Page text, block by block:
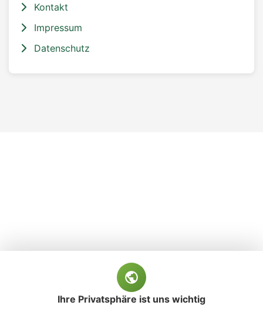
Kontakt
Impressum
Datenschutz
Ihre Privatsphäre ist uns wichtig